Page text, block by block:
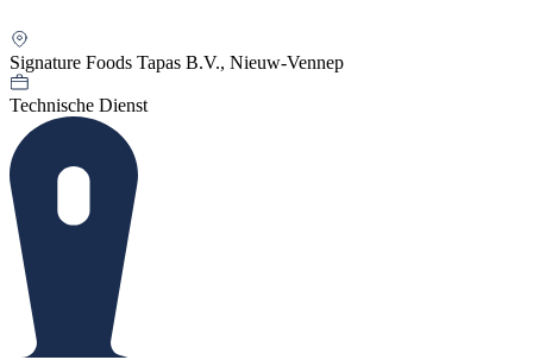
Signature Foods Tapas B.V., Nieuw-Vennep
Technische Dienst